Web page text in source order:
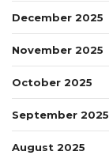
December 2025
November 2025
October 2025
September 2025
August 2025